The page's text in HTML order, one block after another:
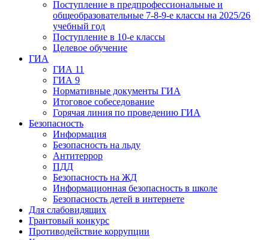
Поступление в предпрофессиональные и
общеобразовательные 7-8-9-е классы на 2025/26
учебный год
Поступление в 10-е классы
Целевое обучение
ГИА
ГИА 11
ГИА 9
Нормативные документы ГИА
Итоговое собеседование
Горячая линия по проведению ГИА
Безопасность
Информация
Безопасность на льду
Антитеррор
ПДД
Безопасность на ЖД
Информационная безопасность в школе
Безопасность детей в интернете
Для слабовидящих
Грантовый конкурс
Противодействие коррупции